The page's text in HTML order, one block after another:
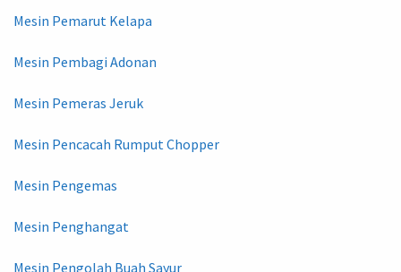
Mesin Pemarut Kelapa
Mesin Pembagi Adonan
Mesin Pemeras Jeruk
Mesin Pencacah Rumput Chopper
Mesin Pengemas
Mesin Penghangat
Mesin Pengolah Buah Sayur